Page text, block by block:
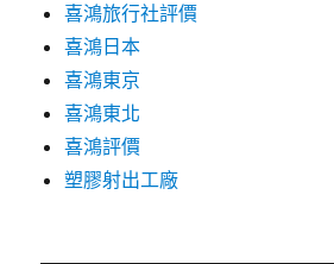
喜鴻旅行社評價
喜鴻日本
喜鴻東京
喜鴻東北
喜鴻評價
塑膠射出工廠